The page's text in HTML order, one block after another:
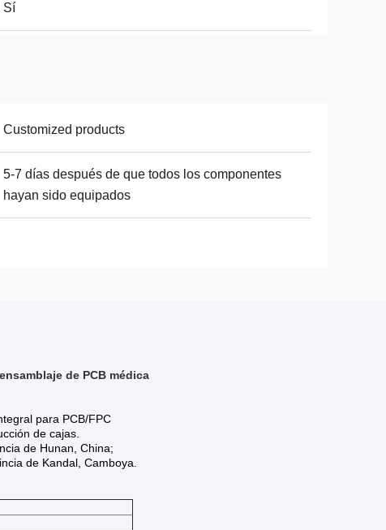
Sí
Customized products
5-7 días después de que todos los componentes
hayan sido equipados
de PCB médica
para PCB/FPC
de cajas.
de Hunan, China;
de Kandal, Camboya.